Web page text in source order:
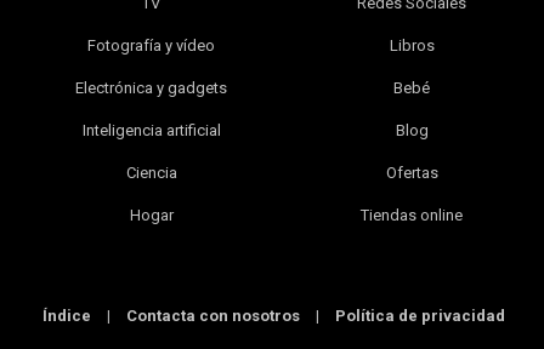
Fotografía y vídeo
Electrónica y gadgets
Inteligencia artificial
Ciencia
Hogar
Libros
Bebé
Blog
Ofertas
Tiendas online
Índice | Contacta con nosotros | Política de privacidad